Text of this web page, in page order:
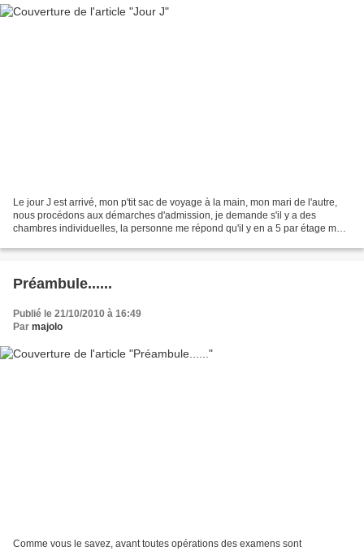
Le jour J est arrivé, mon p'tit sac de voyage à la main, mon mari de l'autre,
nous procédons aux démarches d'admission, je demande s'il y a des
chambres individuelles, la personne me répond qu'il y en a 5 par étage mais
Préambule......
Publié le 21/10/2010 à 16:49
Par majolo
Comme vous le savez, avant toutes opérations des examens sont